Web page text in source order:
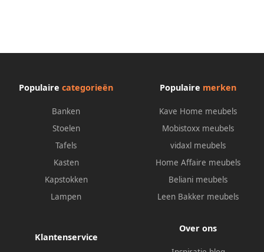
Populaire categorieën
Banken
Stoelen
Tafels
Kasten
Kapstokken
Lampen
Populaire merken
Kave Home meubels
Mobistoxx meubels
vidaxl meubels
Home Affaire meubels
Beliani meubels
Leen Bakker meubels
Klantenservice
Over ons